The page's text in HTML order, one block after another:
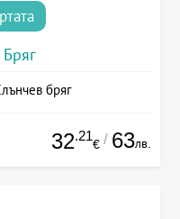
бряг
32.21
€ / 63лв.